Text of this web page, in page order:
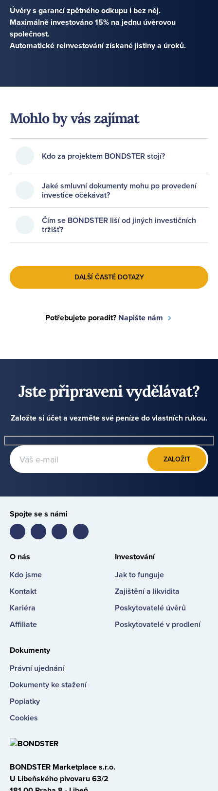
Úvěry s garancí zpětného odkupu i bez něj.
Maximálně investováno 15% na jednu úvěrovou
společnost.
Automatické reinvestování získané jistiny a úroků.
Mohlo by vás zajímat
Kdo za projektem BONDSTER stojí?
Jaké smluvní dokumenty mohu po provedení
investice očekávat?
Čím se BONDSTER liší od jiných investičních
tržišť?
DALŠÍ ČASTÉ DOTAZY
Potřebujete poradit? Napište nám
Jste připraveni vydělávat?
Založte si účet a vezměte své peníze do vlastních rukou.
ZALOŽIT
Spojte se s námi
BondsterBondster
O nás
Kdo jsme
Kontakt
Kariéra
Affiliate
Investování
Jak to funguje
Zajištění a likvidita
Poskytovatelé úvěrů
Poskytovatelé v prodlení
Dokumenty
Právní ujednání
Dokumenty ke stažení
Poplatky
Cookies
BONDSTER Marketplace s.r.o.
U Libeňského pivovaru 63/2